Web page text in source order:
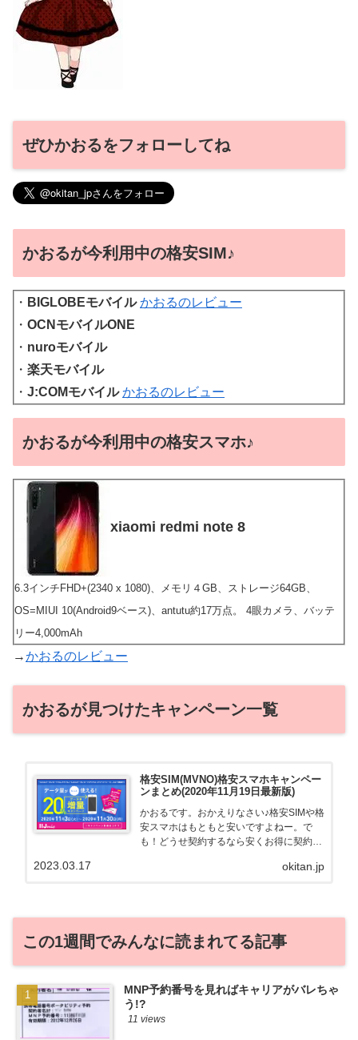
ぜひかおるをフォローしてね
かおるが今利用中の格安SIM♪
・ BIGLOBEモバイル かおるのレビュー
・ OCNモバイルONE
・ nuroモバイル
・ 楽天モバイル
・ J:COMモバイル かおるのレビュー
かおるが今利用中の格安スマホ♪
xiaomi redmi note 8
6.3インチFHD+(2340 x 1080)、メモリ４GB、ストレージ64GB、
OS=MIUI 10(Android9ベース)、antutu約17万点。 4眼カメラ、バッテ
リー4,000mAh
→かおるのレビュー
かおるが見つけたキャンペーン一覧
格安SIM(MVNO)格安スマホキャンペー
ンまとめ(2020年11月19日最新版)
かおるです。おかえりなさい♪格安SIMや格
安スマホはもともと安いですよねー。で
も！どうせ契約するなら安くお得に契約し
る自身も、そういう案件を常に狙ってます
okitan.jp
2023.03.17
この1週間でみんなに読まれてる記事
MNP予約番号を見ればキャリアがバレちゃ
う!?
11 views